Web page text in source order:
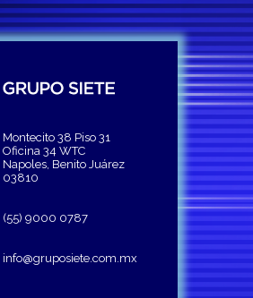
Montecito 38 Piso 31
Oficina 34 WTC
Napoles, Benito Juárez
03810
(55) 9000 0787
info@gruposiete.com.mx